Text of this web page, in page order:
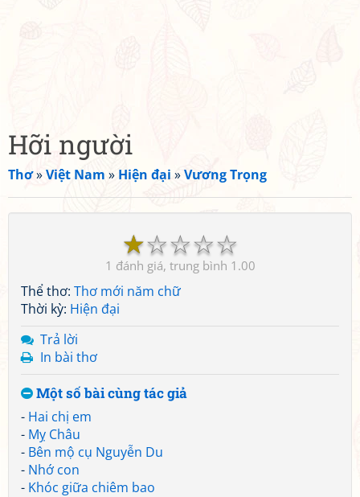
Hỡi người
Thơ»Việt Nam » Hiện đại »Vương Trọng
☆
☆
☆
☆
☆
1 1.00
Thể thơ: Thơ mới năm chữ
Thời kỳ: Hiện đại
Trả lời
In bài thơ
Một số bài cùng tác giả
- Hai chị em
- Mỵ Châu
- Bên mộ cụ Nguyễn Du
- Nhớ con
- Khóc giữa chiêm bao